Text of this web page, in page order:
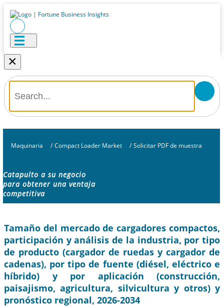
×
Maquinaria / Compact Loader Market / Solicitar PDF de muestra
Catapulto a su negocio
para obtener una ventaja
competitiva
Tamaño del mercado de cargadores compactos,
participación y análisis de la industria, por tipo
de producto (cargador de ruedas y cargador de
cadenas), por tipo de fuente (diésel, eléctrico e
híbrido) y por aplicación (construcción,
paisajismo, agricultura, silvicultura y otros) y
pronóstico regional, 2026-2034